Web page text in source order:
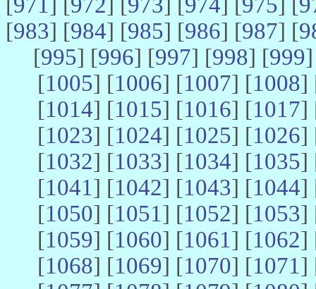
[983] [984] [985] [986] [987] [
[995] [996] [997] [998] [999
[1005] [1006] [1007] [1008]
[1014] [1015] [1016] [1017]
[1023] [1024] [1025] [1026]
[1032] [1033] [1034] [1035]
[1041] [1042] [1043] [1044]
[1050] [1051] [1052] [1053]
[1059] [1060] [1061] [1062]
[1068] [1069] [1070] [1071]